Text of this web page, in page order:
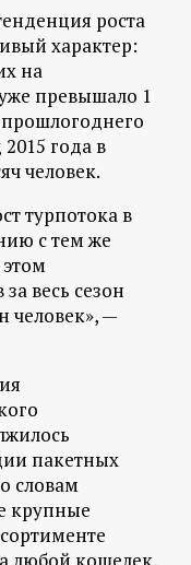
роста
характер:
на
превышало 1
года в
человек.
турпотока в
с тем же
весь сезон
человек», —
пакетных
словам
крупные
любой кошелек.